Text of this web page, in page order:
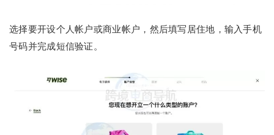
选择要开设个人帐户或商业帐户，然后填写居住地，输入手机
号码并完成短信验证。